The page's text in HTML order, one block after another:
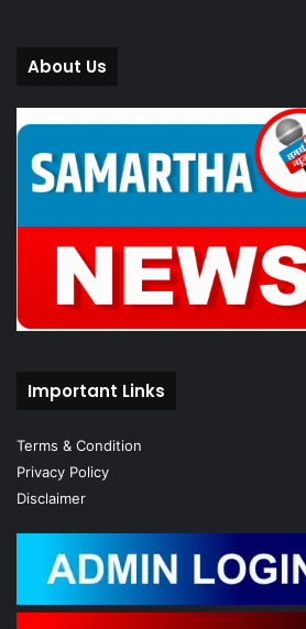
About Us
Important Links
Terms & Condition
Privacy Policy
Disclaimer